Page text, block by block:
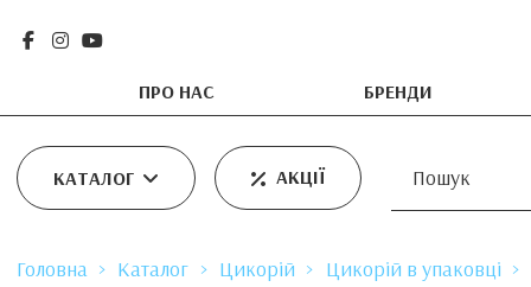
ПРО НАС БРЕНДИ
КАТАЛОГ АКЦІЇ
Головна Каталог Цикорій Цикорій в упаковці